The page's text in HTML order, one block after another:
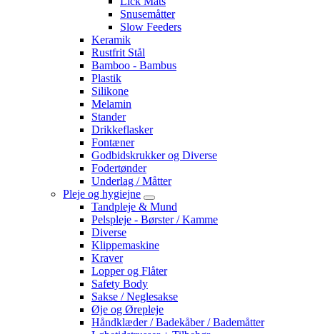
Snusemåtter
Slow Feeders
Keramik
Rustfrit Stål
Bamboo - Bambus
Plastik
Silikone
Melamin
Stander
Drikkeflasker
Fontæner
Godbidskrukker og Diverse
Fodertønder
Underlag / Måtter
Pleje og hygiejne
Tandpleje & Mund
Pelspleje - Børster / Kamme
Diverse
Klippemaskine
Kraver
Lopper og Flåter
Safety Body
Sakse / Neglesakse
Øje og Ørepleje
Håndklæder / Badekåber / Bademåtter